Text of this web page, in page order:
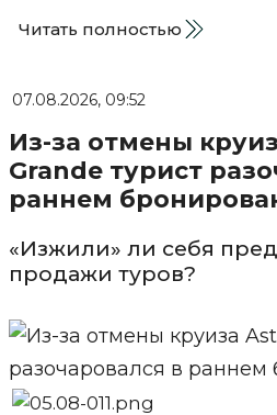
Читать полностью
07.08.2026, 09:52
Из-за отмены
Grande турист
раннем
«Изжили» ли себя
продажи туров?